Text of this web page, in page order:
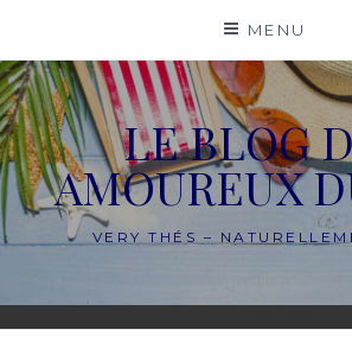
content
MENU
LE BLOG
AMOUREUX
VERY THÉS –